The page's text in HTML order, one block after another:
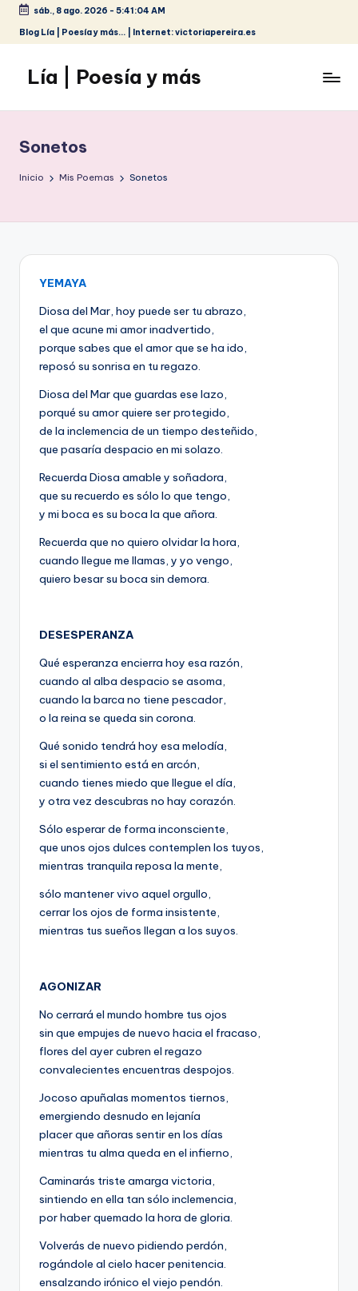
Saltar
contenido
sáb., 8 ago. 2026 - 5:41:05 AM
Blog Lía | Poesía y más... | Internet: victoriapereira.es
Lía | Poesía y más
Sonetos
Inicio Mis Poemas Sonetos
YEMAYA
Diosa del Mar, hoy puede ser tu abrazo,
el que acune mi amor inadvertido,
porque sabes que el amor que se ha ido,
reposó su sonrisa en tu regazo.
Diosa del Mar que guardas ese lazo,
porqué su amor quiere ser protegido,
de la inclemencia de un tiempo desteñido,
que pasaría despacio en mi solazo.
Recuerda Diosa amable y soñadora,
que su recuerdo es sólo lo que tengo,
y mi boca es su boca la que añora.
Recuerda que no quiero olvidar la hora,
cuando llegue me llamas, y yo vengo,
quiero besar su boca sin demora.
DESESPERANZA
Qué esperanza encierra hoy esa razón,
cuando al alba despacio se asoma,
cuando la barca no tiene pescador,
o la reina se queda sin corona.
Qué sonido tendrá hoy esa melodía,
si el sentimiento está en arcón,
cuando tienes miedo que llegue el día,
y otra vez descubras no hay corazón.
Sólo esperar de forma inconsciente,
que unos ojos dulces contemplen los tuyos,
mientras tranquila reposa la mente,
sólo mantener vivo aquel orgullo,
cerrar los ojos de forma insistente,
mientras tus sueños llegan a los suyos.
AGONIZAR
No cerrará el mundo hombre tus ojos
sin que empujes de nuevo hacia el fracaso,
flores del ayer cubren el regazo
convalecientes encuentras despojos.
Jocoso apuñalas momentos tiernos,
emergiendo desnudo en lejanía
placer que añoras sentir en los días
mientras tu alma queda en el infierno,
Caminarás triste amarga victoria,
sintiendo en ella tan sólo inclemencia,
por haber quemado la hora de gloria.
Volverás de nuevo pidiendo perdón,
rogándole al cielo hacer penitencia.
ensalzando irónico el viejo pendón.